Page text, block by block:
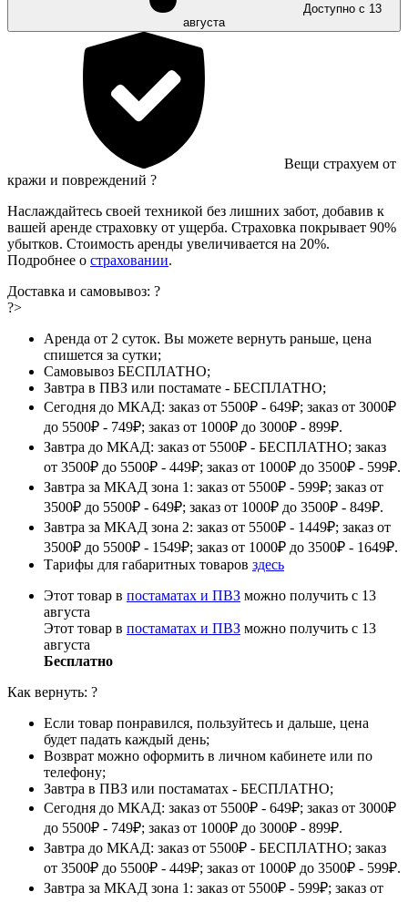
Доступно с 13
августа
Вещи страхуем от
кражи и повреждений ?
Наслаждайтесь своей техникой без лишних забот, добавив к
вашей аренде страховку от ущерба. Страховка покрывает 90%
убытков. Стоимость аренды увеличивается на 20%.
Подробнее о страховании.
Доставка и самовывоз: ?
?>
Аренда от 2 суток. Вы можете вернуть раньше, цена
спишется за сутки;
Самовывоз БЕСПЛАТНО;
Завтра в ПВЗ или постамате - БЕСПЛАТНО;
Сегодня до МКАД: заказ от 5500₽ - 649₽; заказ от 3000₽
до 5500₽ - 749₽; заказ от 1000₽ до 3000₽ - 899₽.
Завтра до МКАД: заказ от 5500₽ - БЕСПЛАТНО; заказ
от 3500₽ до 5500₽ - 449₽; заказ от 1000₽ до 3500₽ - 599₽.
Завтра за МКАД зона 1: заказ от 5500₽ - 599₽; заказ от
3500₽ до 5500₽ - 649₽; заказ от 1000₽ до 3500₽ - 849₽.
Завтра за МКАД зона 2: заказ от 5500₽ - 1449₽; заказ от
3500₽ до 5500₽ - 1549₽; заказ от 1000₽ до 3500₽ - 1649₽.
Тарифы для габаритных товаров здесь
Этот товар в постаматах и ПВЗ можно получить с 13
августа
Этот товар в постаматах и ПВЗ можно получить с 13
августа
Бесплатно
Как вернуть: ?
Если товар понравился, пользуйтесь и дальше, цена
будет падать каждый день;
Возврат можно оформить в личном кабинете или по
телефону;
Завтра в ПВЗ или постаматах - БЕСПЛАТНО;
Сегодня до МКАД: заказ от 5500₽ - 649₽; заказ от 3000₽
до 5500₽ - 749₽; заказ от 1000₽ до 3000₽ - 899₽.
Завтра до МКАД: заказ от 5500₽ - БЕСПЛАТНО; заказ
от 3500₽ до 5500₽ - 449₽; заказ от 1000₽ до 3500₽ - 599₽.
Завтра за МКАД зона 1: заказ от 5500₽ - 599₽; заказ от